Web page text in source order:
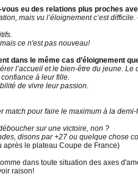
eu des relations plus proches
mais vu l’éloignement c’est
ce n'est pas nouveau!
dans le même cas d’éloignement
l’accueil et le bien-être du jeune.
à leur fille.
de vivre leur passion.
match pour faire le maximum à la
sur une victoire, non ?
disons par +27 ou quelque chose
le plateau Coupe de France)
dans toute situation des axes
raison!